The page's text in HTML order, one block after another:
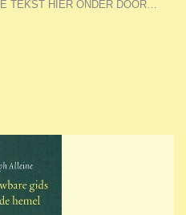
TEKST HIER ONDER DOOR…